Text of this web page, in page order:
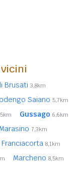
Brusati 3,8km
Saiano 5,7km
Gussago 6,6km
7,3km
8,1km
Marcheno 8,5km